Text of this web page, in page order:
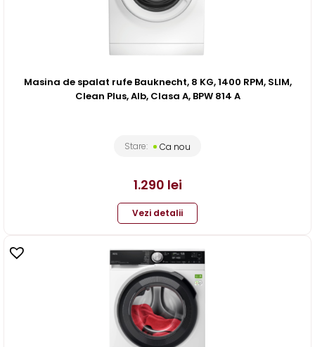
Masina de spalat rufe Bauknecht, 8 KG, 1400 RPM, SLIM,
Clean Plus, Alb, Clasa A, BPW 814 A
Stare: Ca nou
1.290 lei
Vezi detalii